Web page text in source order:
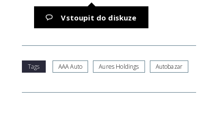
Vstoupit do diskuze
Tags AAA Auto Aures Holdings Autobazar